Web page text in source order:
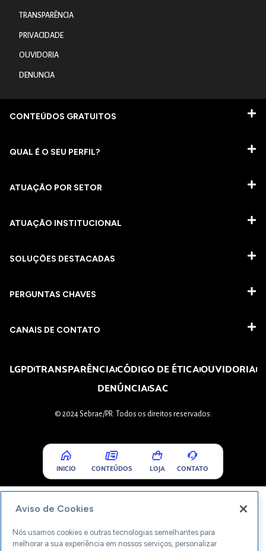
TRANSPARÊNCIA
PRIVACIDADE
OUVIDORIA
DENUNCIA
CONTEÚDOS GRATUITOS
QUAL É O SEU PERFIL?
ATUAÇÃO POR SETOR
ATUAÇÃO INSTITUCIONAL
SOLUÇÕES DESTACADAS
PERGUNTAS CHAVES​
CANAIS DE CONTATO
LGPDTRANSPARÊNCIACÓDIGO DE ÉTICAOUVIDORIA
DENÚNCIASAC
© 2024 Sebrae/PR. Todos os direitos reservados.
INICIO CONTEÚDOS LOJA CONTATO
Aviso de Cookies
Nós usamos cookies e outras tecnologias semelhantes para
melhorar a sua experiência em nossos serviços, personalizar